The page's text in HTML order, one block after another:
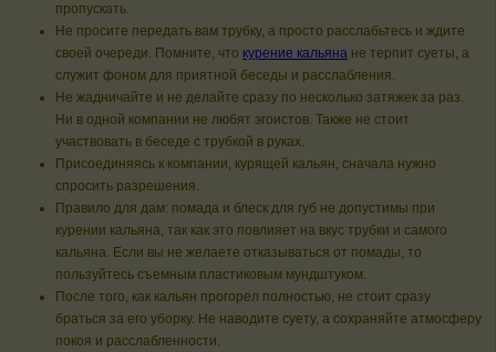
пропускать.
Не просите передать вам трубку, а просто расслабьтесь и ждите
своей очереди. Помните, что курение кальяна не терпит суеты, а
служит фоном для приятной беседы и расслабления.
Не жадничайте и не делайте сразу по несколько затяжек за раз.
Ни в одной компании не любят эгоистов. Также не стоит
участвовать в беседе с трубкой в руках.
Присоединяясь к компании, курящей кальян, сначала нужно
спросить разрешения.
Правило для дам: помада и блеск для губ не допустимы при
курении кальяна, так как это повлияет на вкус трубки и самого
кальяна. Если вы не желаете отказываться от помады, то
пользуйтесь съемным пластиковым мундштуком.
После того, как кальян прогорел полностью, не стоит сразу
браться за его уборку. Не наводите суету, а сохраняйте атмосферу
покоя и расслабленности.